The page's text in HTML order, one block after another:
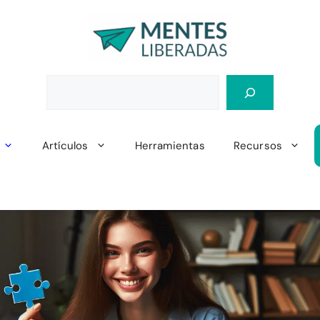
Artículos Herramientas Recursos